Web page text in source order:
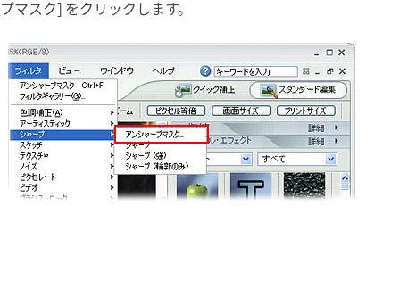
プマスク] をクリックします。